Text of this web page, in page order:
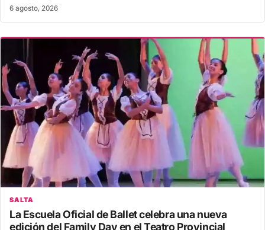
6 agosto, 2026
SALTA
La Escuela Oficial de Ballet celebra una nueva
edición del Family Day en el Teatro Provincial